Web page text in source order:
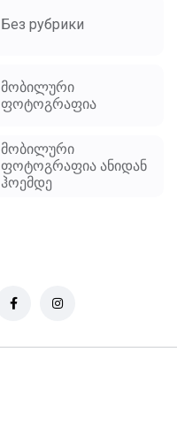
Без рубрики
მობილური
ფოტოგრაფია
მობილური
ფოტოგრაფია ანიდან
ჰოემდე